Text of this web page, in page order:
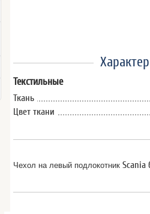
Текстильные
Ткань
Цвет ткани
Чехол на левый подлокотник Scania